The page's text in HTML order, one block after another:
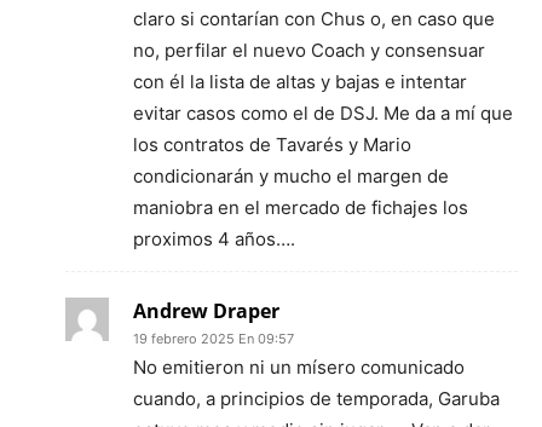
claro si contarían con Chus o, en caso que
no, perfilar el nuevo Coach y consensuar
con él la lista de altas y bajas e intentar
evitar casos como el de DSJ. Me da a mí que
los contratos de Tavarés y Mario
condicionarán y mucho el margen de
maniobra en el mercado de fichajes los
proximos 4 años….
Andrew Draper
19 febrero 2025 En 09:57
No emitieron ni un mísero comunicado
cuando, a principios de temporada, Garuba